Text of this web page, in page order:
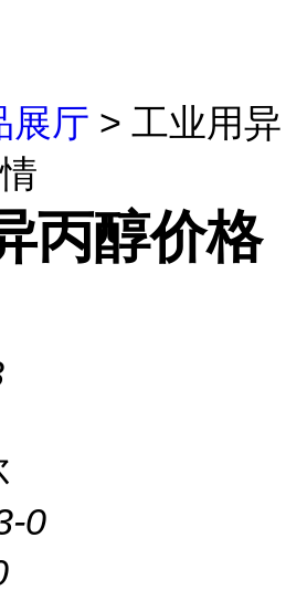
展厅 > 工业用异
丙醇价格
0